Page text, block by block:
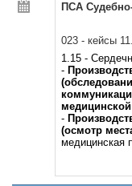
ПСА
023 - кейсы
1.15 -
-
-
(осмотр
медицинская